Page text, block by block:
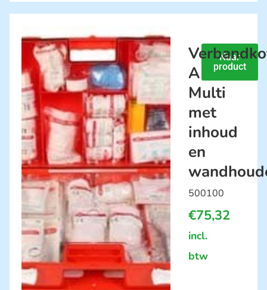
Naar
product
A
Multi
met
inhoud
en
500100
€75,32
incl.
btw